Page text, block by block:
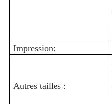
Impression:
Autres tailles :